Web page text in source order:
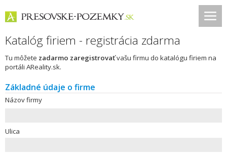
Katalóg firiem - registrácia zdarma
Tu môžete zadarmo zaregistrovaťvašu firmu do katalógu firiem na
portáli AReality.sk.
Základné údaje o firme
Názov firmy
Ulica